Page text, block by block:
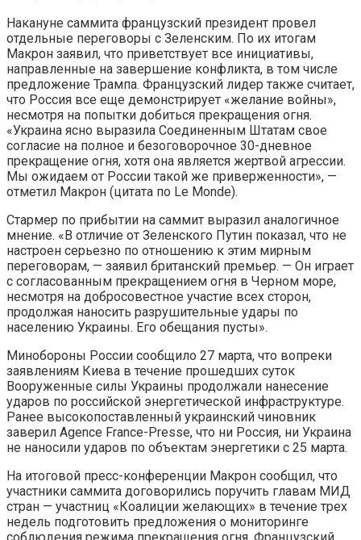
Накануне саммита французский президент провел
отдельные переговоры с Зеленским. По их итогам
Макрон заявил, что приветствует все инициативы,
направленные на завершение конфликта, в том числе
предложение Трампа. Французский лидер также считает,
что Россия все еще демонстрирует «желание войны»,
несмотря на попытки добиться прекращения огня.
«Украина ясно выразила Соединенным Штатам свое
согласие на полное и безоговорочное 30-дневное
прекращение огня, хотя она является жертвой агрессии.
Мы ожидаем от России такой же приверженности», —
отметил Макрон (цитата по Le Monde).
Стармер по прибытии на саммит выразил аналогичное
мнение. «В отличие от Зеленского Путин показал, что не
настроен серьезно по отношению к этим мирным
переговорам, — заявил британский премьер. — Он играет
с согласованным прекращением огня в Черном море,
несмотря на добросовестное участие всех сторон,
продолжая наносить разрушительные удары по
населению Украины. Его обещания пусты».
Минобороны России сообщило 27 марта, что вопреки
заявлениям Киева в течение прошедших суток
Вооруженные силы Украины продолжали нанесение
ударов по российской энергетической инфраструктуре.
Ранее высокопоставленный украинский чиновник
заверил Agence France-Presse, что ни Россия, ни Украина
не наносили ударов по объектам энергетики с 25 марта.
На итоговой пресс-конференции Макрон сообщил, что
участники саммита договорились поручить главам МИД
стран — участниц «Коалиции желающих» в течение трех
недель подготовить предложения о мониторинге
соблюдения режима прекращения огня. Французский